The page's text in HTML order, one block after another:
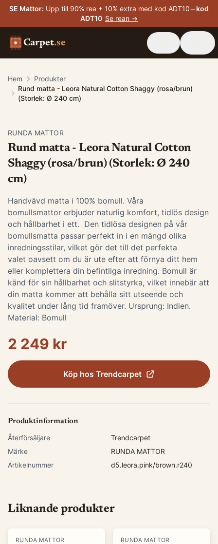
SE Mattor: Upp till 90% rea + 10% extra med kod ADT10 – kod
ADT10 Se rean →
Carpet.se
Hem
Produkter
Rund matta - Leora Natural Cotton Shaggy (rosa/brun)
(Storlek: Ø 240 cm)
RUNDA MATTOR
Rund matta - Leora Natural Cotton
Shaggy (rosa/brun) (Storlek: Ø 240
cm)
Handvävd matta i 100% bomull. Våra
bomullsmattor erbjuder naturlig komfort, tidlös design
och hållbarhet i ett. Den tidlösa designen på vår
bomullsmatta passar perfekt in i en mängd olika
inredningsstilar, vilket gör det till det perfekta
valet oavsett om du är ute efter att förnya ditt hem
eller komplettera din befintliga inredning. Bomull är
känd för sin hållbarhet och slitstyrka, vilket innebär att
din matta kommer att behålla sitt utseende och
kvalitet under lång tid framöver. Ursprung: Indien.
Material: Bomull
2 249 kr
Köp hos Trendcarpet
Produktinformation
Återförsäljare
Trendcarpet
Märke
RUNDA MATTOR
Artikelnummer
d5.leora.pink/brown.r240
Liknande produkter
RUNDA MATTOR RUNDA MATTOR